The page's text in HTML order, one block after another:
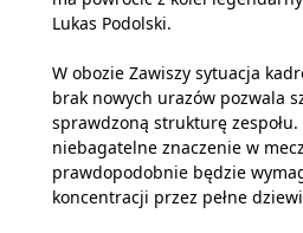
Lukas Podolski.
W obozie Zawiszy sytuacja
brak nowych urazów pozwala
sprawdzoną strukturę zespołu.
niebagatelne znaczenie w
prawdopodobnie będzie
koncentracji przez pełne